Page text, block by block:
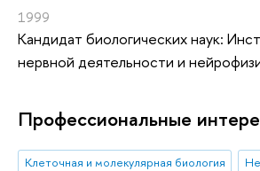
1999
Кандидат биологических наук:
нервной деятельности и
Профессиональные
Клеточная и молекулярная биология